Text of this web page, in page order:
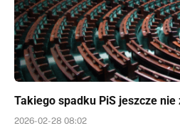
Takiego spadku PiS jeszcze nie
2026-02-28 08:02